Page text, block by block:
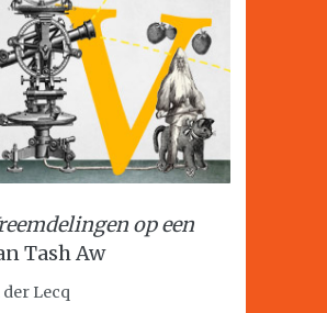
op een
Tash Aw
der Lecq